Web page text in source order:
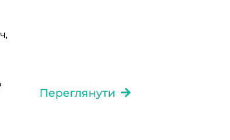
Переглянути